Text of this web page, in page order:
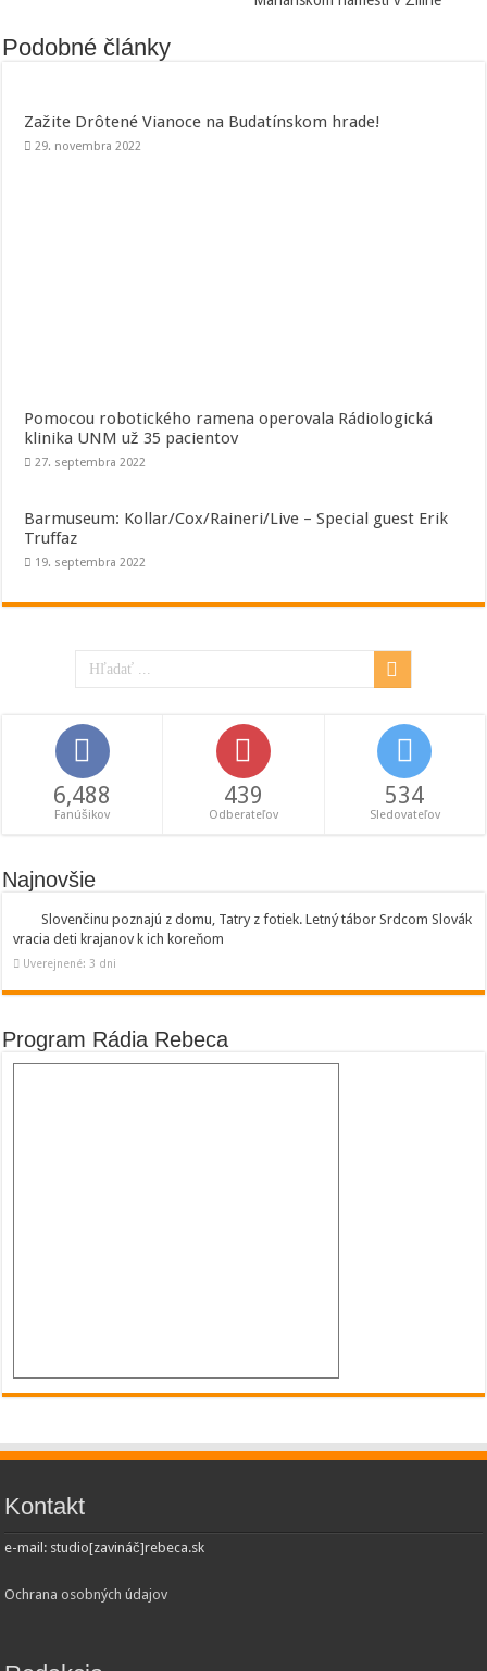
Podobné články
Zažite Drôtené Vianoce na Budatínskom hrade!
29. novembra 2022
Pomocou robotického ramena operovala Rádiologická
klinika UNM už 35 pacientov
27. septembra 2022
Barmuseum: Kollar/Cox/Raineri/Live – Special guest Erik
Truffaz
19. septembra 2022
6,488
Fanúšikov
439
Odberateľov
534
Sledovateľov
Najnovšie
Slovenčinu poznajú z domu, Tatry z fotiek. Letný tábor Srdcom Slovák
vracia deti krajanov k ich koreňom
Uverejnené: 3 dni
Program Rádia Rebeca
Kontakt
e-mail: studio[zavináč]rebeca.sk
Ochrana osobných údajov